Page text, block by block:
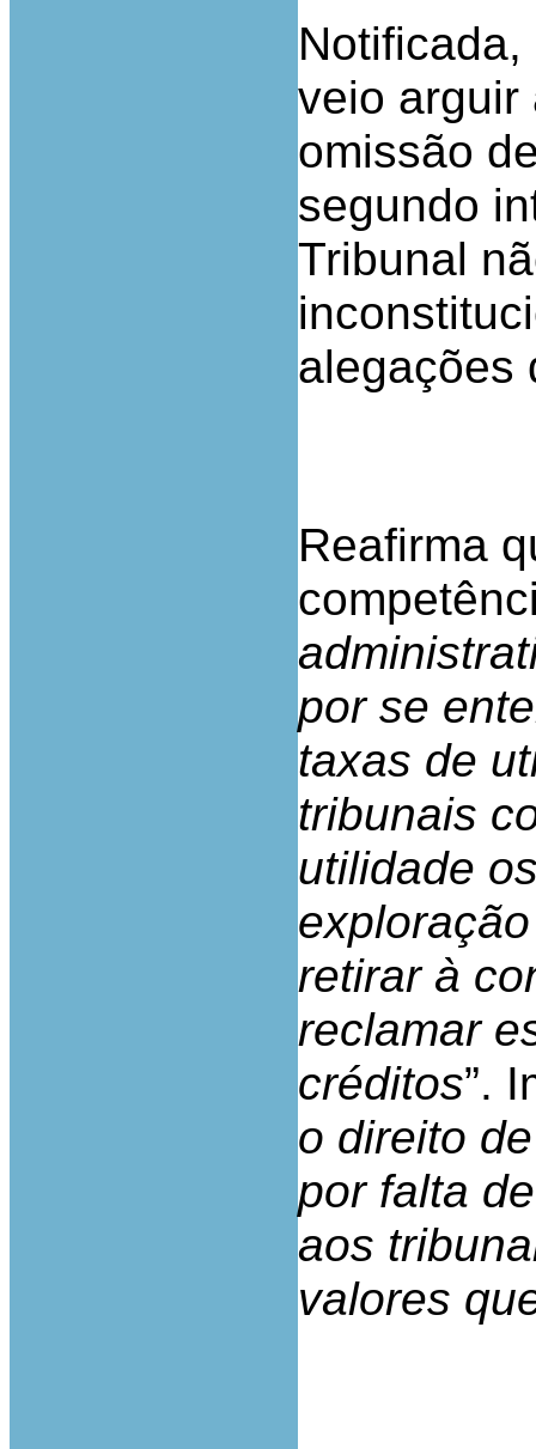
Notificada,
veio arguir
omissão
segundo
Tribunal
alegações
Reafirma
por se
taxas de
tribunais
utilidade
retirar à
reclamar
créditos”.
o direito
por falta
aos
valores